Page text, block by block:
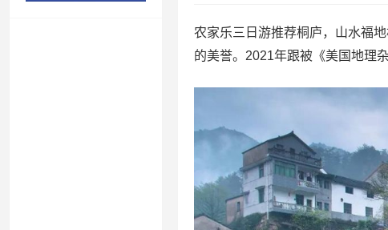
农家乐三日游推荐桐庐，山水福
的美誉。2021年跟被《美国地理